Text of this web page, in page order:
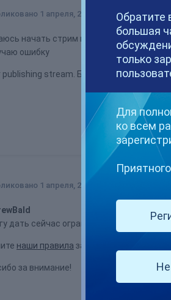
1 апреля, 2020
начать стрим на ЧБ. Через обс
ошибку
publishing stream. Было у кого-нибудь
1 апреля, 2020
дать сейчас ограничение учетной
наши правила за многие годы, что
за внимание!
Обратите
большая
только
Для
ко всем